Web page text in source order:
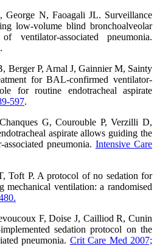
N, Faoagali JL. Surveillance
low-volume blind bronchoalveolar
ventilator-associated pneumonia.
.
P, Arnal J, Gainnier M, Sainty
for BAL-confirmed ventilator-
for routine endotracheal aspirate
597.
G, Courouble P, Verzilli D,
aspirate allows guiding the
pneumonia. Intensive Care
P. A protocol of no sedation for
ventilation: a randomised
F, Doise J, Cailliod R, Cunin
sedation protocol on the
pneumonia. Crit Care Med 2007;